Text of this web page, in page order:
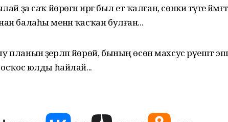
ҙа саҡ йөрөгән иргә был етә ҡалған, сөнки тәүге
балаһы менән ҡасҡан булған...
әҙерләп йөрөй, бының өсөн махсус рәүештә
юлды һайлай...